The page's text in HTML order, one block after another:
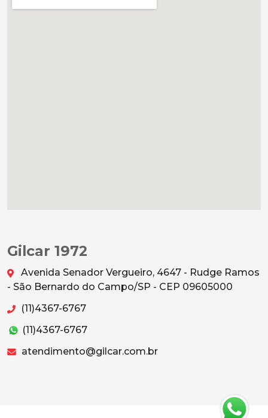
Gilcar 1972
Avenida Senador Vergueiro, 4647 - Rudge Ramos
- São Bernardo do Campo/SP - CEP 09605000
(11)4367-6767
(11)4367-6767
atendimento@gilcar.com.br